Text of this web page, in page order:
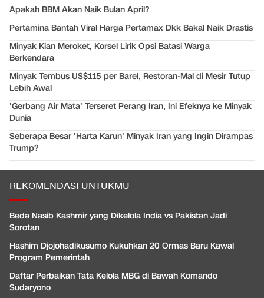
Apakah BBM Akan Naik Bulan April?
Pertamina Bantah Viral Harga Pertamax Dkk Bakal Naik Drastis
Minyak Kian Meroket, Korsel Lirik Opsi Batasi Warga
Berkendara
Minyak Tembus US$115 per Barel, Restoran-Mal di Mesir Tutup
Lebih Awal
'Gerbang Air Mata' Terseret Perang Iran, Ini Efeknya ke Minyak
Dunia
Seberapa Besar 'Harta Karun' Minyak Iran yang Ingin Dirampas
Trump?
REKOMENDASI UNTUKMU
Beda Nasib Kashmir yang Dikelola India vs Pakistan Jadi
Sorotan
Hashim Djojohadikusumo Kukuhkan 20 Ormas Baru Kawal
Program Pemerintah
Daftar Perbaikan Tata Kelola MBG di Bawah Komando
Sudaryono